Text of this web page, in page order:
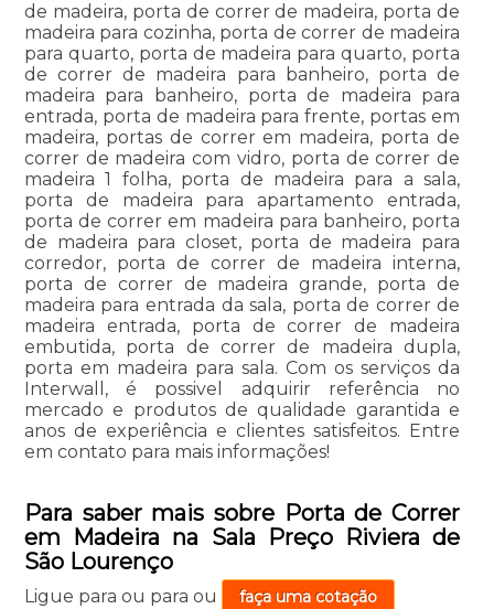
de madeira, porta de correr de madeira, porta de
madeira para cozinha, porta de correr de madeira
para quarto, porta de madeira para quarto, porta
de correr de madeira para banheiro, porta de
madeira para banheiro, porta de madeira para
entrada, porta de madeira para frente, portas em
madeira, portas de correr em madeira, porta de
correr de madeira com vidro, porta de correr de
madeira 1 folha, porta de madeira para a sala,
porta de madeira para apartamento entrada,
porta de correr em madeira para banheiro, porta
de madeira para closet, porta de madeira para
corredor, porta de correr de madeira interna,
porta de correr de madeira grande, porta de
madeira para entrada da sala, porta de correr de
madeira entrada, porta de correr de madeira
embutida, porta de correr de madeira dupla,
porta em madeira para sala. Com os serviços da
Interwall, é possivel adquirir referência no
mercado e produtos de qualidade garantida e
anos de experiência e clientes satisfeitos. Entre
em contato para mais informações!
Para saber mais sobre Porta de Correr
em Madeira na Sala Preço Riviera de
São Lourenço
Ligue para ou para ou faça uma cotação